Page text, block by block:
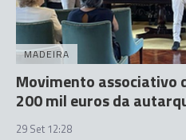
MADEIRA
Movimento associativo
200 mil euros da
29 Set 12:28